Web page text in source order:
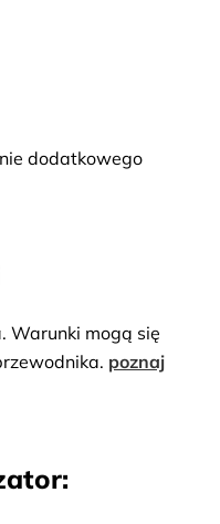
dodatkowego
Warunki mogą się
poznaj